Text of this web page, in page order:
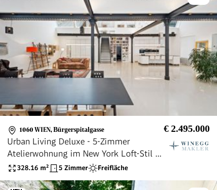
1060 WIEN, Bürgerspitalgasse € 2.495.000
Urban Living Deluxe - 5-Zimmer
Atelierwohnung im New York Loft-Stil mit
Weinkeller, Terrasse & Garage
328.16 m² 5 Zimmer Freifläche